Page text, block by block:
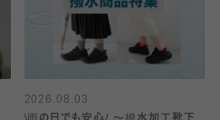
2026.08.03